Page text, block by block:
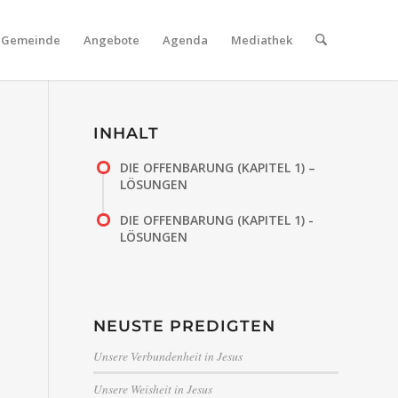
Gemeinde Angebote Agenda Mediathek
INHALT
DIE OFFENBARUNG (KAPITEL 1) –
LÖSUNGEN
DIE OFFENBARUNG (KAPITEL 1) -
LÖSUNGEN
NEUSTE PREDIGTEN
Unsere Verbundenheit in Jesus
Unsere Weisheit in Jesus